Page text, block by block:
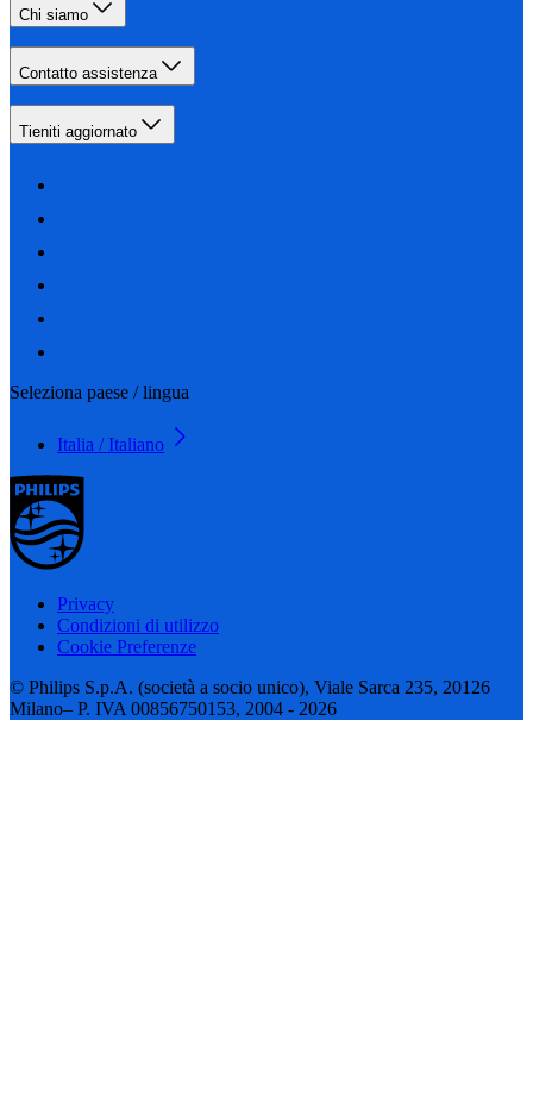
Chi siamo
Contatto assistenza
Tieniti aggiornato
Seleziona paese / lingua
Italia / Italiano
Privacy
Condizioni di utilizzo
Cookie Preferenze
© Philips S.p.A. (società a socio unico), Viale Sarca 235, 20126
Milano– P. IVA 00856750153, 2004 - 2026